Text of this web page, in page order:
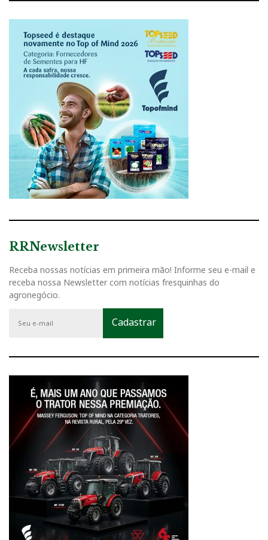
RRNewsletter
Receba nossas notícias em primeira mão! Informe seu e-mail e
receba nossa Newsletter com notícias fresquinhas do
agronegócio.